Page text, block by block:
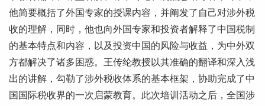
他简要概括了外国专家的授课内容，并阐发了自己对涉外税
收的理解，同时，他也向外国专家和投资者解释了中国税制
的基本特点和内容，以及投资中国的风险与收益，为中外双
方都解决了诸多困惑。王传纶教授以其准确的翻译和深入浅
出的讲解，勾勒了涉外税收体系的基本框架，协助完成了中
国国际税收界的一次启蒙教育。此次培训活动之后，全国涉